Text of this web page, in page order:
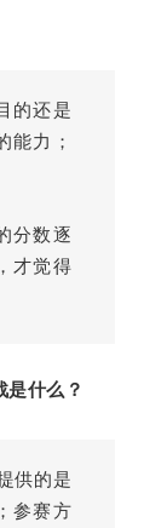
的还是
能力；
分数逐
才觉得
是什么？
供的是
参赛方